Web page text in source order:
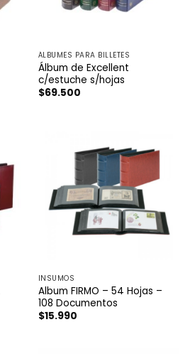
ÁLBUMES PARA BILLETES
Álbum de Excellent
c/estuche s/hojas
$69.500
INSUMOS
Album FIRMO – 54 Hojas –
108 Documentos
$15.990